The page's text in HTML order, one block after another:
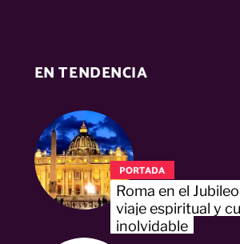
EN TENDENCIA
PORTADA
Roma en el
viaje espiritual y
inolvidable